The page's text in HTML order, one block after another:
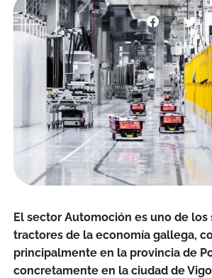
El sector Automoción es uno de los
tractores de la economía gallega,
principalmente en la provincia de
concretamente en la ciudad de